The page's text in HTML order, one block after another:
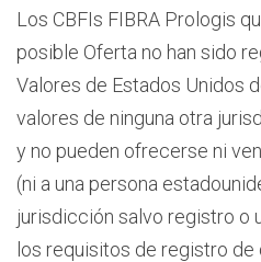
Los CBFIs FIBRA Prologis
posible Oferta no han sido
Valores de Estados Unidos
valores de ninguna otra
y no pueden ofrecerse ni
(ni a una persona
jurisdicción salvo registro o
los requisitos de registro de